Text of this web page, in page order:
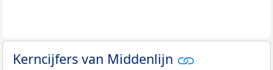
Kerncijfers van Middenlijn